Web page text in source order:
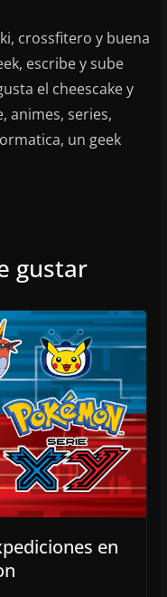
crossfitero y buena
escribe y sube
el cheescake y
animes, series,
un geek
gustar
en